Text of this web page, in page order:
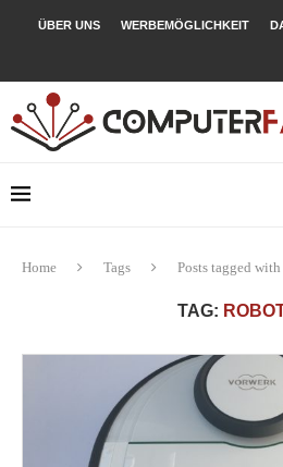
ÜBER UNS WERBEMÖGLICHKEIT
Home Tags Posts tagged
TAG: